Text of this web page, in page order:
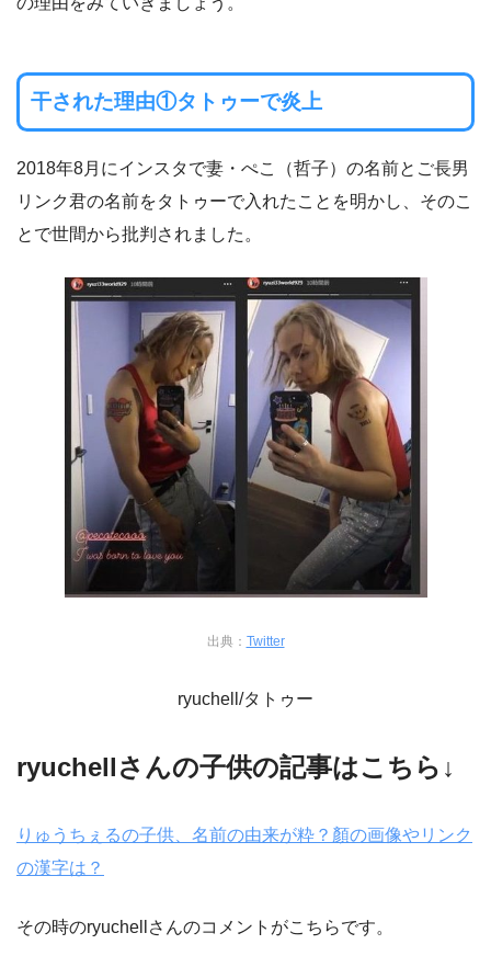
干された理由①タトゥーで炎上
2018年8月にインスタで妻・ぺこ（哲子）の名前とご長男
リンク君の名前をタトゥーで入れたことを明かし、そのこ
とで世間から批判されました。
出典： Twitter
ryuchell/タトゥー
ryuchellさんの子供の記事はこちら↓
りゅうちぇるの子供、名前の由来が粋？顏の画像やリンク
の漢字は？
その時のryuchellさんのコメントがこちらです。